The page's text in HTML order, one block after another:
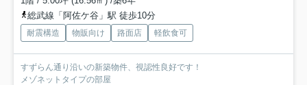
総武線「阿佐ケ谷」駅 徒歩10分
耐震構造 物販向け 路面店 軽飲食可
すずらん通り沿いの新築物件、視認性良好です！
メゾネットタイプの部屋